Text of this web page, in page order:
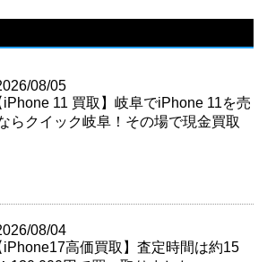
08/05
iPhone 11 買取】岐阜でiPhone 11を売
らクイック岐阜！その場で現金買取
08/04
iPhone17高価買取】査定時間は約15